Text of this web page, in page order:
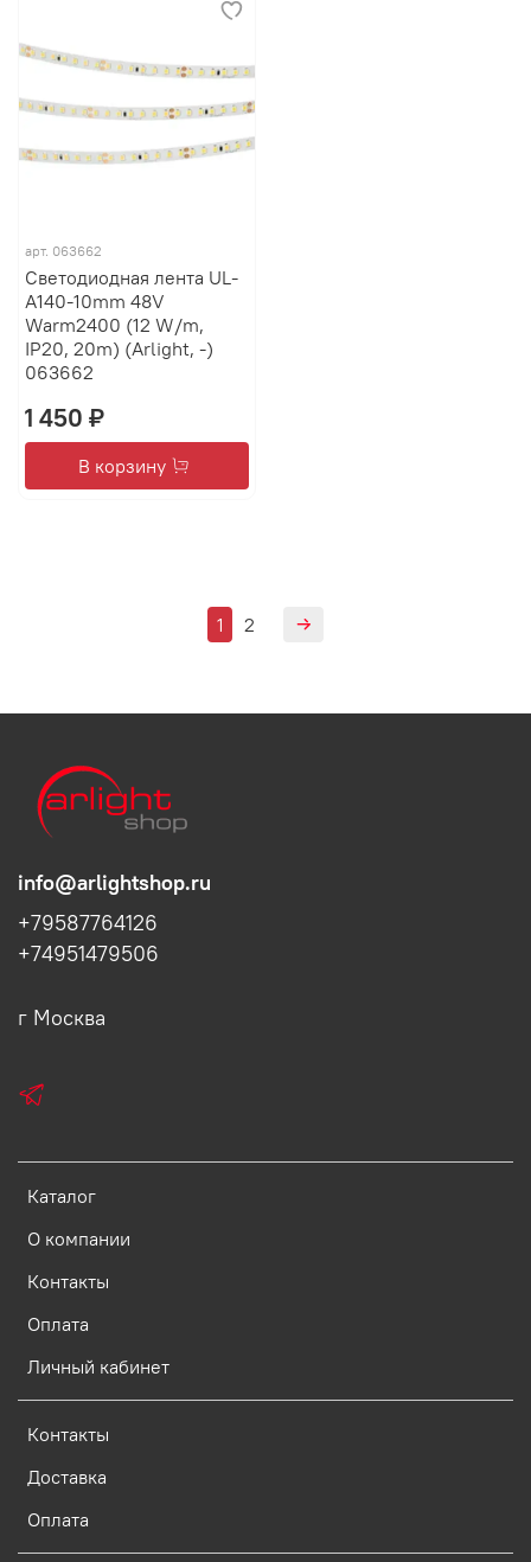
арт. 063662
Светодиодная лента UL-
A140-10mm 48V
Warm2400 (12 W/m,
IP20, 20m) (Arlight, -)
063662
1 450 ₽
В корзину
1 2
Каталог
О компании
Контакты
Оплата
Личный кабинет
Контакты
Доставка
Оплата
info@arlightshop.ru
+79587764126
+74951479506
г Москва